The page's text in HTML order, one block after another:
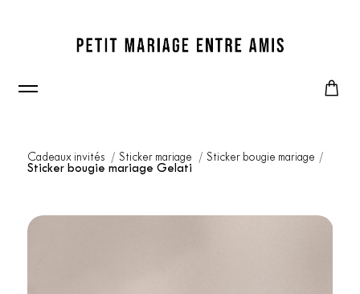
Cadeaux invités Sticker mariage
Sticker bougie mariage
Sticker bougie mariage Gelati